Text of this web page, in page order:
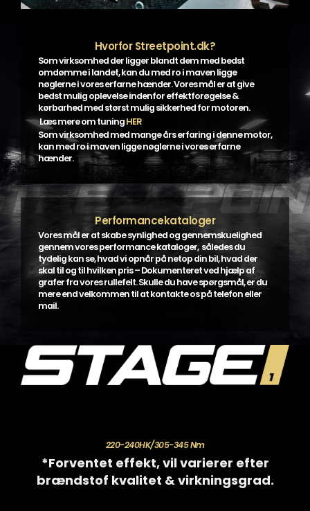
Hvorfor Streetpoint.dk?
Som virksomhed der ligger blandt dem med bedst
omdømme i landet, kan du med ro i maven ligge
nøglerne i vores erfarne hænder. Vores mål er at give
bedst mulig oplevelse indenfor effektforøgelse &
kørbarhed med størst mulig sikkerhed for motoren.
Læs mere om tuningHER
Som virksomhed med mange års erfaring i denne motor,
kan med ro i maven ligge nøglerne i vores erfarne
hænder.
Performancekataloger
Vores mål er at skabe synlighed og gennemskuelighed
gennem vores performance kataloger, således du
tydelig kan se, hvad vi opnår på netop din bil, hvad der
skal til og til hvilken pris – Dokumenteret ved hjælp af
grafer fra vores rullefelt. Skulle du have spørgsmål, er du
mere end velkommen til at kontakte os på telefon eller
mail.
220-240HK/305-345 Nm
*Forventet effekt, vil varierer efter
brændstof kvalitet & virkningsgrad.